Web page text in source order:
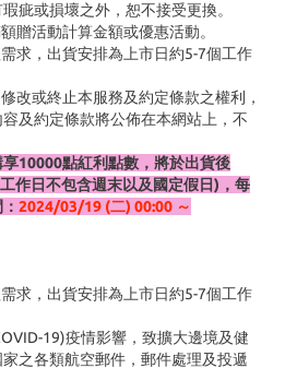
疵或損壞之外，恕不接受更換。
贈活動計算金額或優惠活動。
求，出貨安排為上市日約5-7個工作
改或終止本服務及約定條款之權利，
及約定條款將公佈在本網站上，不
享10000點紅利點數，將於出貨後
作日不包含週末以及國定假日)，每
2024/03/19 (二) 00:00 ～
求，出貨安排為上市日約5-7個工作
19)疫情影響，致擴大邊境及健
之各類航空郵件，郵件處理及投遞